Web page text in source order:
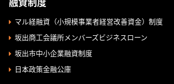
融資制度
マル経融資（小規模事業者経営改善資金）制度
坂出商工会議所メンバーズビジネスローン
坂出市中小企業融資制度
日本政策金融公庫